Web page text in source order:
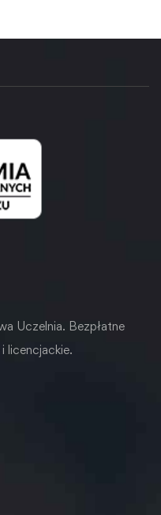
Uczelnia. Bezpłatne
licencjackie.